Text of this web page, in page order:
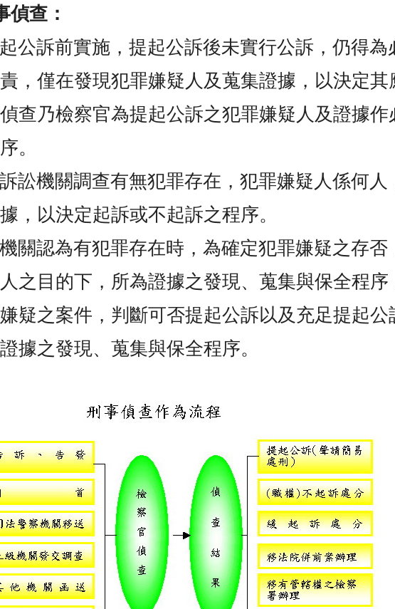
偵查：
公訴前實施，提起公訴後未實行公訴，仍得為
，僅在發現犯罪嫌疑人及蒐集證據，以決定其
查乃檢察官為提起公訴之犯罪嫌疑人及證據
。
訟機關調查有無犯罪存在，犯罪嫌疑人係何人
，以決定起訴或不起訴之程序。
關認為有犯罪存在時，為確定犯罪嫌疑之存否
之目的下，所為證據之發現、蒐集與保全程
疑之案件，判斷可否提起公訴以及充足提起公
據之發現、蒐集與保全程序。